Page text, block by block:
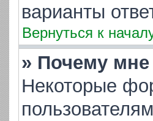
варианты
Вернуться к
» Почему
Некоторые